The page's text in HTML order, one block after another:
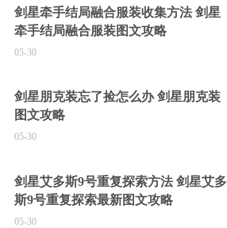
剑星牵手结局融合服装收集方法 剑星
牵手结局融合服装图文攻略
05-30
剑星朋克装忘了捡怎么办 剑星朋克装
图文攻略
05-30
剑星艾多斯9号重复探索方法 剑星艾多
斯9号重复探索最新图文攻略
05-30